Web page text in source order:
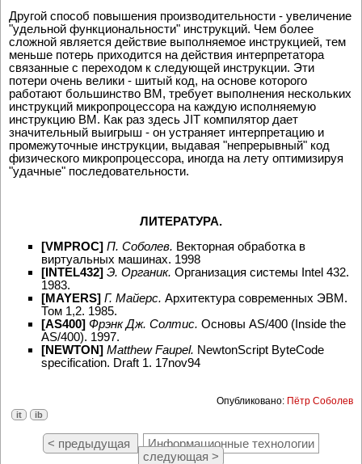
Другой способ повышения производительности - увеличение
"удельной функциональности" инструкций. Чем более
сложной является действие выполняемое инструкцией, тем
меньше потерь приходится на действия интерпретатора
связанные с переходом к следующей инструкции. Эти
потери очень велики - шитый код, на основе которого
работают большинство ВМ, требует выполнения нескольких
инструкций микропроцессора на каждую исполняемую
инструкцию ВМ. Как раз здесь JIT компилятор дает
значительный выигрыш - он устраняет интерпретацию и
промежуточные инструкции, выдавая "непрерывный" код
физического микропроцессора, иногда на лету оптимизируя
"удачные" последовательности.
ЛИТЕРАТУРА.
[VMPROC] П. Соболев. Вектоpная обpаботка в
виpтуальных машинах. 1998
[INTEL432] Э. Органик. Организация системы Intel 432.
1983.
[MAYERS] Г. Майеpс. Аpхитектуpа совpеменных ЭВМ.
Том 1,2. 1985.
[AS400] Фрэнк Дж. Солтис. Основы AS/400 (Inside the
AS/400). 1997.
[NEWTON] Matthew Faupel. NewtonScript ByteCode
specification. Draft 1. 17nov94
Опубликовано: Пётр Соболев
it ib
< предыдущая
Информационные технологии
следующая >